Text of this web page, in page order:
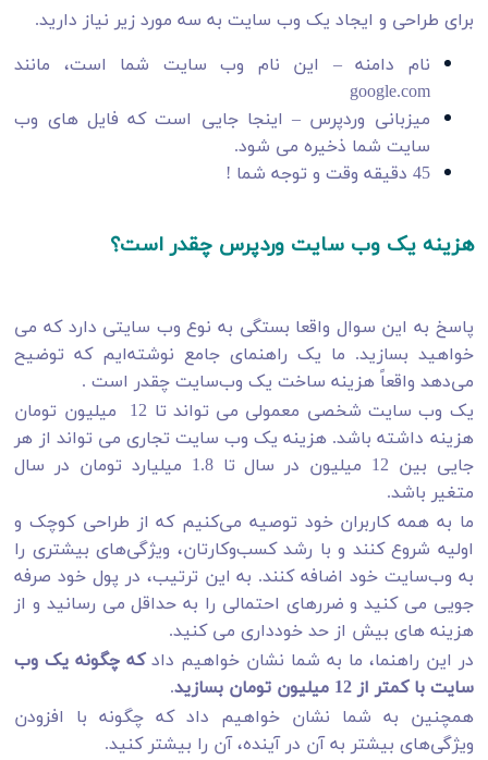
برای طراحی و ایجاد یک وب سایت به سه مورد زیر نیاز دارید.
نام دامنه – این نام وب سایت شما است، مانند
google.com
میزبانی وردپرس – اینجا جایی است که فایل های وب
سایت شما ذخیره می شود.
45 دقیقه وقت و توجه شما !
هزینه یک وب سایت وردپرس چقدر است؟
پاسخ به این سوال واقعا بستگی به نوع وب سایتی دارد که می
خواهید بسازید. ما یک راهنمای جامع نوشته‌ایم که توضیح
می‌دهد واقعاً هزینه ساخت یک وب‌سایت چقدر است .
یک وب سایت شخصی معمولی می تواند تا 12 میلیون تومان
هزینه داشته باشد. هزینه یک وب سایت تجاری می تواند از هر
جایی بین 12 میلیون در سال تا 1.8 میلیارد تومان در سال
متغیر باشد.
ما به همه کاربران خود توصیه می‌کنیم که از طراحی کوچک و
اولیه شروع کنند و با رشد کسب‌وکارتان، ویژگی‌های بیشتری را
به وب‌سایت خود اضافه کنند. به این ترتیب، در پول خود صرفه
جویی می کنید و ضررهای احتمالی را به حداقل می رسانید و از
هزینه های بیش از حد خودداری می کنید.
در این راهنما، ما به شما نشان خواهیم دادکه چگونه یک وب
سایت با کمتر از 12 میلیون تومان بسازید
.
همچنین به شما نشان خواهیم داد که چگونه با افزودن
ویژگی‌های بیشتر به آن در آینده، آن را بیشتر کنید.